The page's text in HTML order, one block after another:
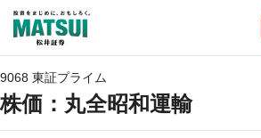
9068 東証プライム
株価 ：丸全昭和運輸